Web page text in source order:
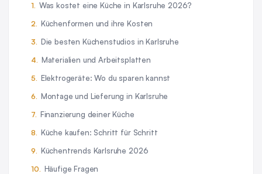
Was kostet eine Küche in Karlsruhe 2026?
Küchenformen und ihre Kosten
Die besten Küchenstudios in Karlsruhe
Materialien und Arbeitsplatten
Elektrogeräte: Wo du sparen kannst
Montage und Lieferung in Karlsruhe
Finanzierung deiner Küche
Küche kaufen: Schritt für Schritt
Küchentrends Karlsruhe 2026
Häufige Fragen